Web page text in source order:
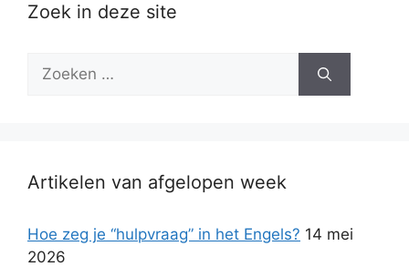
Zoek in deze site
Zoek
Artikelen van afgelopen week
Hoe zeg je “hulpvraag” in het Engels? 14 mei
2026